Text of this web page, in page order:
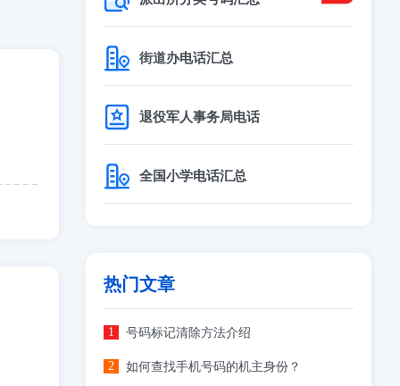
街道办电话汇总
退役军人事务局电话
全国小学电话汇总
热门文章
号码标记清除方法介绍
如何查找手机号码的机主身份？